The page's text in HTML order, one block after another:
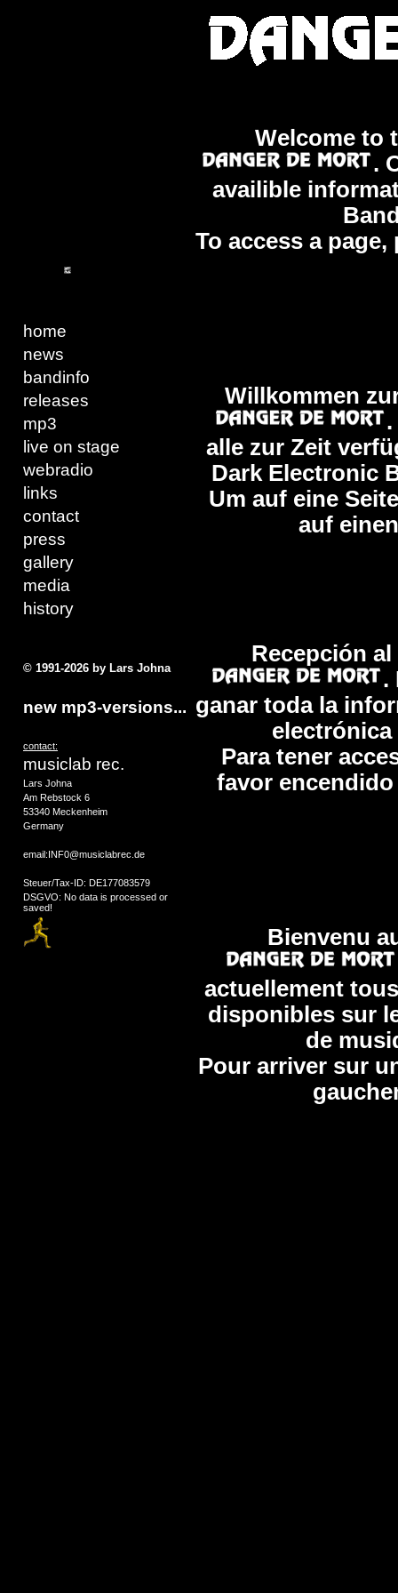
home
news
bandinfo
releases
mp3
live on stage
webradio
links
contact
press
gallery
media
history
© 1991-2026 by Lars Johna
new mp3-versions...
contact:
musiclab rec.
Lars Johna
Am Rebstock 6
53340 Meckenheim
Germany
email:INF0@musiclabrec.de
Steuer/Tax-ID: DE177083579
DSGVO: No data is processed or
saved!
Welcome to
.
availible
To access a
Willkommen
alle zur Zeit
Dark Electronic
Um auf eine
auf
Recepción
.
ganar toda la
Para tener
favor
Bienvenu
actuellement
disponibles sur
de
Pour arriver sur